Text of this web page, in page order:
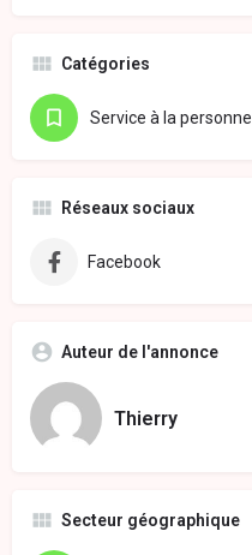
Catégories
Service à la personne
Réseaux sociaux
Facebook
Auteur de l'annonce
Thierry
Secteur géographique